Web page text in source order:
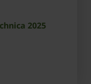
2025